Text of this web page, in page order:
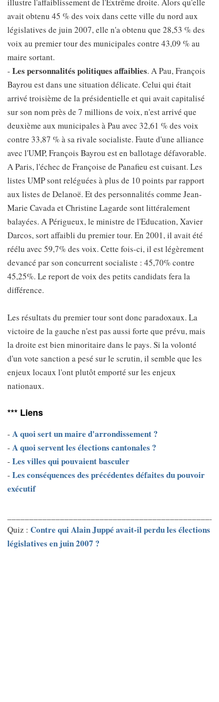
avait obtenu 45 % des voix dans cette ville du nord aux
législatives de juin 2007, elle n'a obtenu que 28,53 % des
voix au premier tour des municipales contre 43,09 % au
maire sortant.
- Les personnalités politiques affaiblies. A Pau, François
Bayrou est dans une situation délicate. Celui qui était
arrivé troisième de la présidentielle et qui avait capitalisé
sur son nom près de 7 millions de voix, n'est arrivé que
deuxième aux municipales à Pau avec 32,61 % des voix
contre 33,87 % à sa rivale socialiste. Faute d'une alliance
avec l'UMP, François Bayrou est en ballotage défavorable.
A Paris, l'échec de Françoise de Panafieu est cuisant. Les
listes UMP sont reléguées à plus de 10 points par rapport
aux listes de Delanoë. Et des personnalités comme Jean-
Marie Cavada et Christine Lagarde sont littéralement
balayées. A Périgueux, le ministre de l'Education, Xavier
Darcos, sort affaibli du premier tour. En 2001, il avait été
réélu avec 59,7% des voix. Cette fois-ci, il est légèrement
devancé par son concurrent socialiste : 45,70% contre
45,25%. Le report de voix des petits candidats fera la
différence.
Les résultats du premier tour sont donc paradoxaux. La
victoire de la gauche n'est pas aussi forte que prévu, mais
la droite est bien minoritaire dans le pays. Si la volonté
d'un vote sanction a pesé sur le scrutin, il semble que les
enjeux locaux l'ont plutôt emporté sur les enjeux
nationaux.
*** Liens
- A quoi sert un maire d'arrondissement ?
- A quoi servent les élections cantonales ?
- Les villes qui pouvaient basculer
- Les conséquences des précédentes défaites du pouvoir
exécutif
Quiz : Contre qui Alain Juppé avait-il perdu les élections
législatives en juin 2007 ?